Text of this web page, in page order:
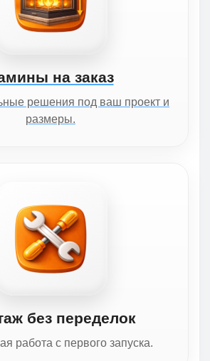
на заказ
решения под ваш проект и
размеры.
без переделок
работа с первого запуска.